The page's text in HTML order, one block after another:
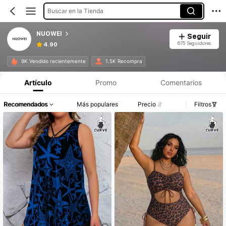
Buscar en la Tienda
NUOWEI
4.90
Seguir
675 Seguidores
9K Vendido recientemente 1.5K Recompra
Artículo Promo Comentarios
Recomendados Más populares Precio Filtros